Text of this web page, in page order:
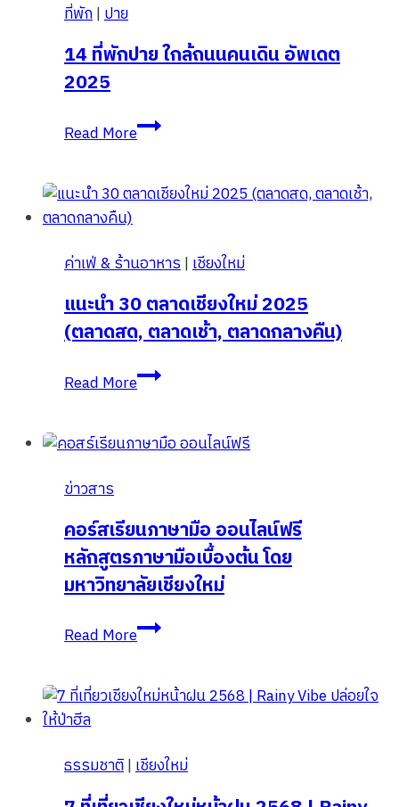
ที่พัก|ปาย
14 ที่พักปาย ใกล้ถนนคนเดิน อัพเดต
2025
Read More14
ที่พัก
ใกล้
เดิน
อัพเดต
2025
ค่าเฟ่ & ร้านอาหาร|เชียงใหม่
แนะนำ 30 ตลาดเชียงใหม่ 2025
(ตลาดสด, ตลาดเช้า, ตลาดกลางคืน)
Read Moreแนะนำ
30
เชียงใหม่
เช้า,
ตลาด
กลาง
ข่าวสาร
คอร์สเรียนภาษามือ ออนไลน์ฟรี
หลักสูตรภาษามือเบื้องต้น โดย
มหาวิทยาลัยเชียงใหม่
Read Moreคอร์ส
เรียน
มือ
หลักสูตร
ภาษา
ธรรมชาติ|เชียงใหม่